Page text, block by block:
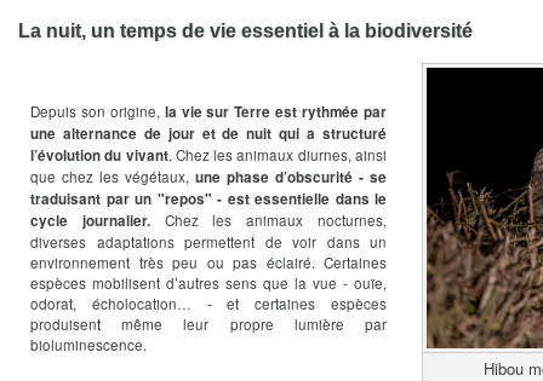
La nuit, un temps de vie essentiel à la biodiversité
Depuis son origine,la vie sur Terre est rythmée par
une alternance de jour et de nuit qui a structuré
l’évolution du vivant. Chez les animaux diurnes, ainsi
que chez les végétaux, une phase d’obscurité - se
traduisant par un "repos" - est essentielle dans le
cycle journalier. Chez les animaux nocturnes,
diverses adaptations permettent de voir dans un
environnement très peu ou pas éclairé. Certaines
espèces mobilisent d’autres sens que la vue - ouïe,
odorat, écholocation… - et certaines espèces
produisent même leur propre lumière par
bioluminescence.
Hibou